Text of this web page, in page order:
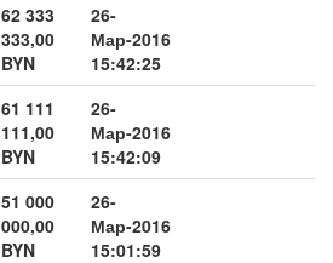
62 333
333,00
BYN
26-
Мар-2016
15:42:25
61 111
111,00
BYN
26-
Мар-2016
15:42:09
51 000
000,00
BYN
26-
Мар-2016
15:01:59